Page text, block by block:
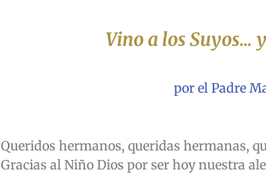
Vino a los Suyos…
por el Padre
Queridos hermanos, queridas hermanas,
Gracias al Niño Dios por ser hoy nuestra